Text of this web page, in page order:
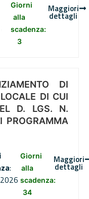
Giorni
alla
scadenza:
3
Maggiori
dettagli
DI
DI CUI
D. LGS. N.
PROGRAMMA
:
Giorni
alla
scadenza:
34
Maggiori
dettagli